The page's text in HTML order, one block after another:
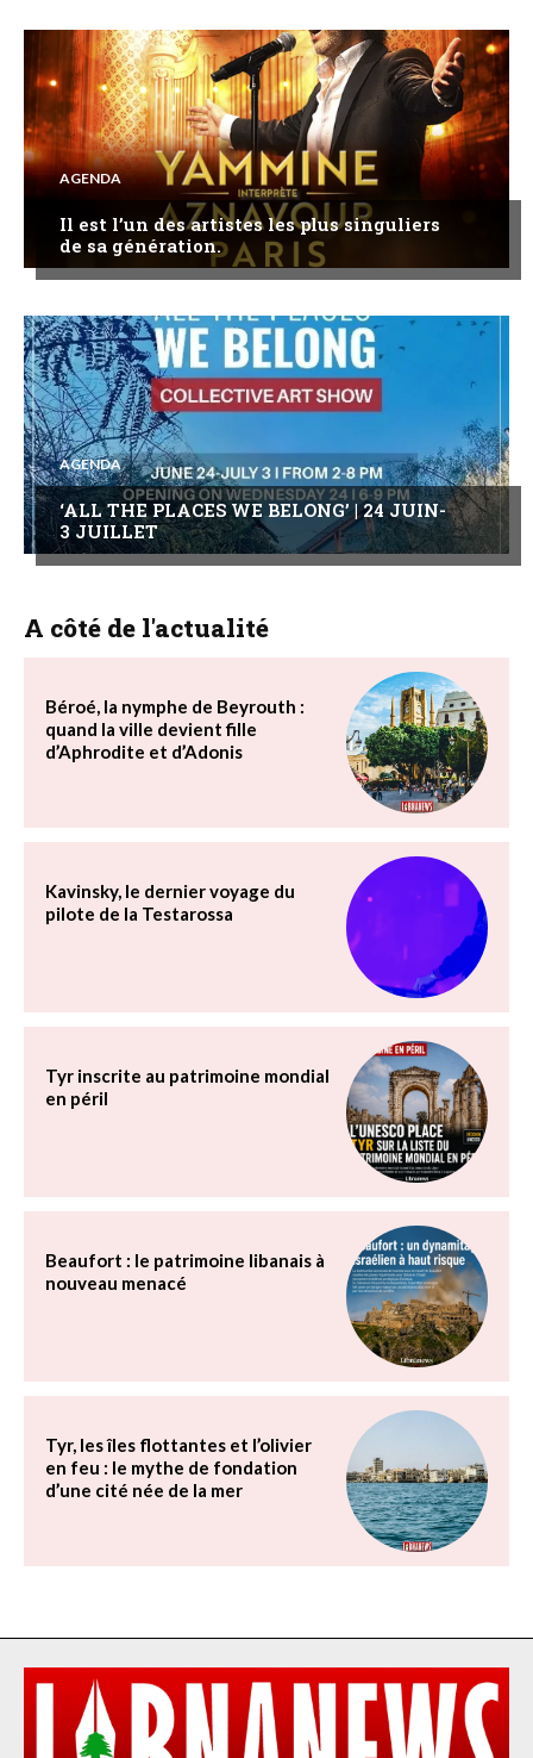
AGENDA
Il est l’un des artistes les plus singuliers
de sa génération.
AGENDA
‘ALL THE PLACES WE BELONG’ | 24 JUIN-
3 JUILLET
A côté de l'actualité
Béroé, la nymphe de Beyrouth :
quand la ville devient fille
d’Aphrodite et d’Adonis
Kavinsky, le dernier voyage du
pilote de la Testarossa
Tyr inscrite au patrimoine mondial
en péril
Beaufort : le patrimoine libanais à
nouveau menacé
Tyr, les îles flottantes et l’olivier
en feu : le mythe de fondation
d’une cité née de la mer